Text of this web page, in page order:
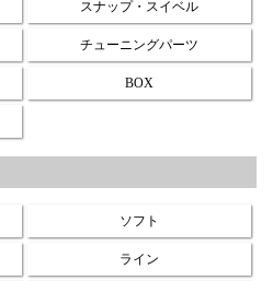
スナップ・スイベル
チューニングパーツ
BOX
ソフト
ライン